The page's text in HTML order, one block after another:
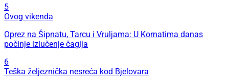
5
Ovog vikenda
Oprez na Šipnatu, Tarcu i Vruljama: U Kornatima danas
počinje izlučenje čaglja
6
Teška željeznička nesreća kod Bjelovara